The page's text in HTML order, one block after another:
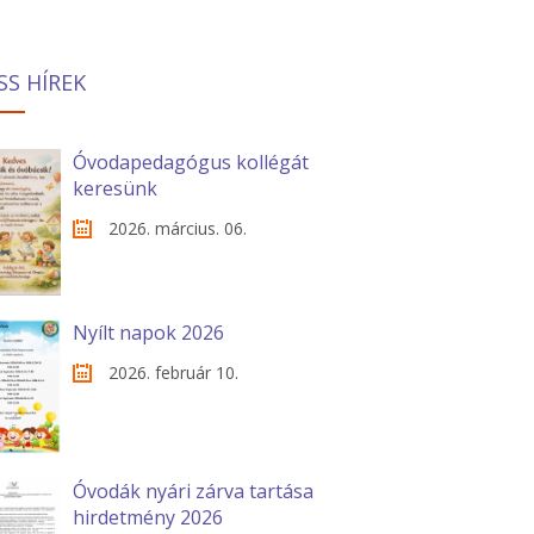
HÍREK
Óvodapedagógus kollégát
keresünk
2026. március. 06.
Nyílt napok 2026
2026. február 10.
Óvodák nyári zárva tartása
hirdetmény 2026